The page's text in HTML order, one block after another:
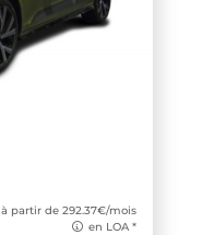
à partir de 292.37€/mois
en LOA *